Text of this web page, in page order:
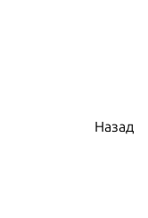
Назад